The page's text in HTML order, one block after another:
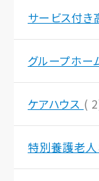
サービス付
グループホー
ケアハウス (
特別養護老